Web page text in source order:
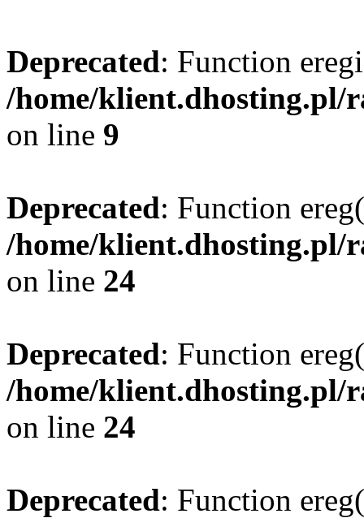
Deprecated: Function
/home/klient.dhosting.pl/
on line 9
Deprecated: Function
/home/klient.dhosting.pl/
on line 24
Deprecated: Function
/home/klient.dhosting.pl/
on line 24
Deprecated: Function